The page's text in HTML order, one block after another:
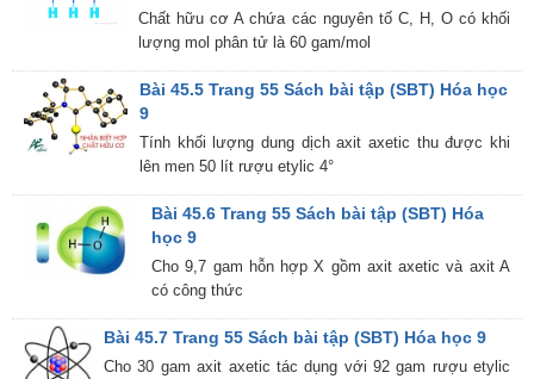
Chất hữu cơ A chứa các nguyên tố C, H, O có khối
lượng mol phân tử là 60 gam/mol
Bài 45.5 Trang 55 Sách bài tập (SBT) Hóa học
9
Tính khối lượng dung dịch axit axetic thu được khi
lên men 50 lít rượu etylic 4°
Bài 45.6 Trang 55 Sách bài tập (SBT) Hóa
học 9
Cho 9,7 gam hỗn hợp X gồm axit axetic và axit A
có công thức
Bài 45.7 Trang 55 Sách bài tập (SBT) Hóa học 9
Cho 30 gam axit axetic tác dụng với 92 gam rượu etylic